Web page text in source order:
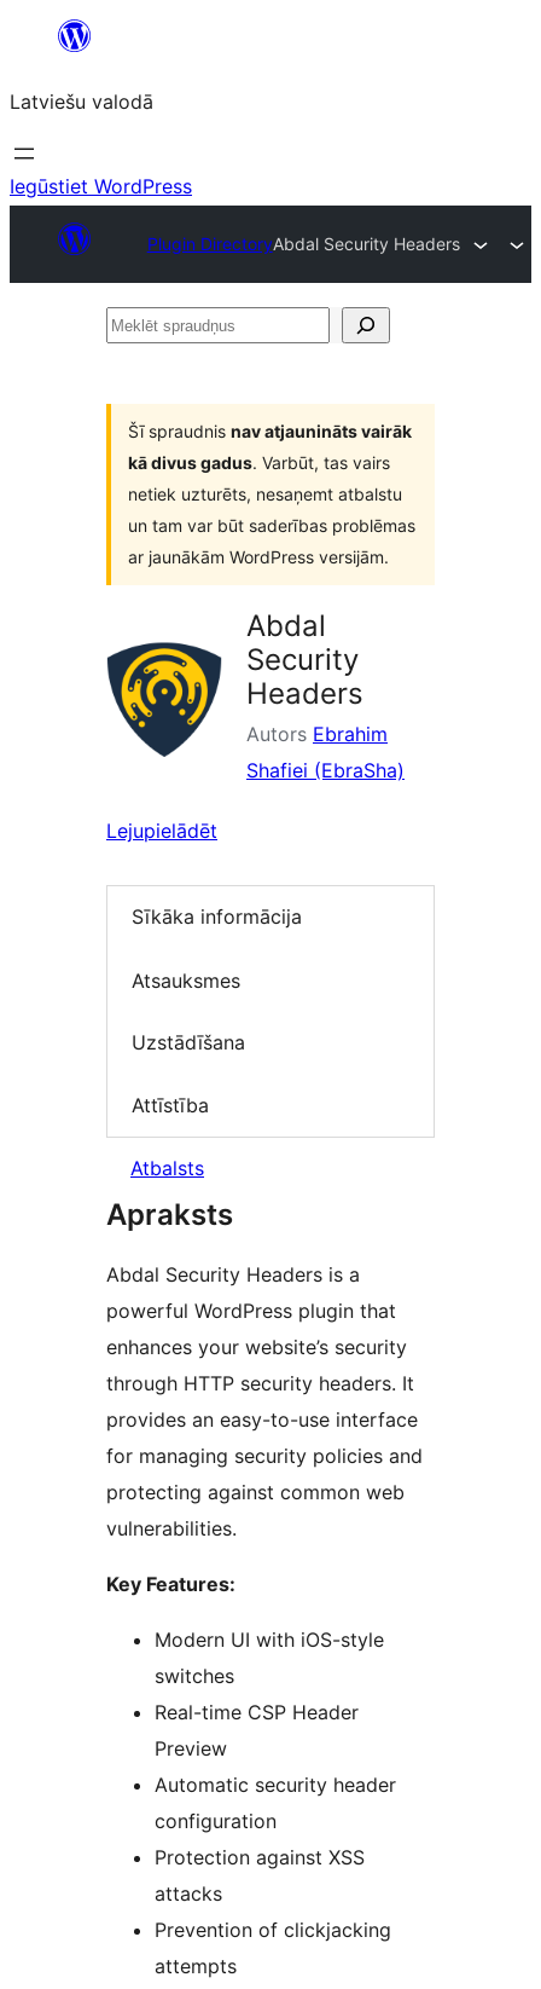
Pāriet
saturu
Latviešu valodā
Iegūstiet WordPress
Plugin DirectoryAbdal Security Headers
Meklēt
Šī spraudnis nav atjaunināts vairāk
kā divus gadus. Varbūt, tas vairs
netiek uzturēts, nesaņemt atbalstu
un tam var būt saderības problēmas
ar jaunākām WordPress versijām.
Abdal
Security
Headers
Autors Ebrahim
Shafiei (EbraSha)
Lejupielādēt
Sīkāka informācija
Atsauksmes
Uzstādīšana
Attīstība
Atbalsts
Apraksts
Abdal Security Headers is a
powerful WordPress plugin that
enhances your website’s security
through HTTP security headers. It
provides an easy-to-use interface
for managing security policies and
protecting against common web
vulnerabilities.
Key Features:
Modern UI with iOS-style
switches
Real-time CSP Header
Preview
Automatic security header
configuration
Protection against XSS
attacks
Prevention of clickjacking
attempts